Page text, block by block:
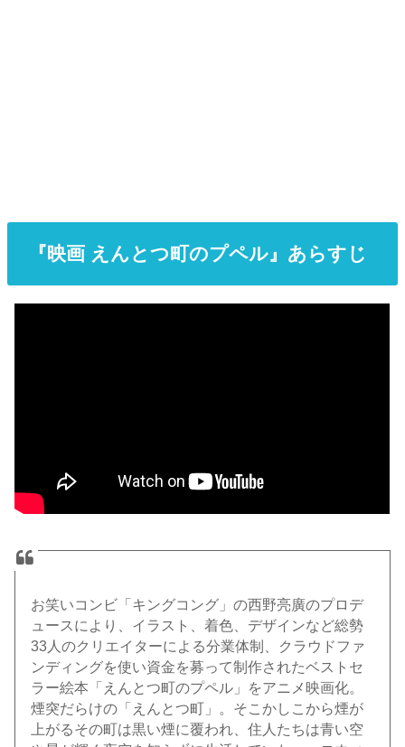
『映画 えんとつ町のプペル』あらすじ
お笑いコンビ「キングコング」の西野亮廣のプロデ
ュースにより、イラスト、着色、デザインなど総勢
33人のクリエイターによる分業体制、クラウドファ
ンディングを使い資金を募って制作されたベストセ
ラー絵本「えんとつ町のプペル」をアニメ映画化。
煙突だらけの「えんとつ町」。そこかしこから煙が
上がるその町は黒い煙に覆われ、住人たちは青い空